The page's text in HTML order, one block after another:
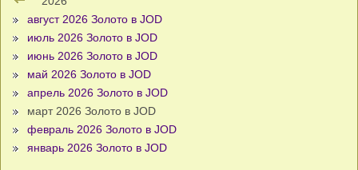
август 2026 Золото в JOD
июль 2026 Золото в JOD
июнь 2026 Золото в JOD
май 2026 Золото в JOD
апрель 2026 Золото в JOD
март 2026 Золото в JOD
февраль 2026 Золото в JOD
январь 2026 Золото в JOD